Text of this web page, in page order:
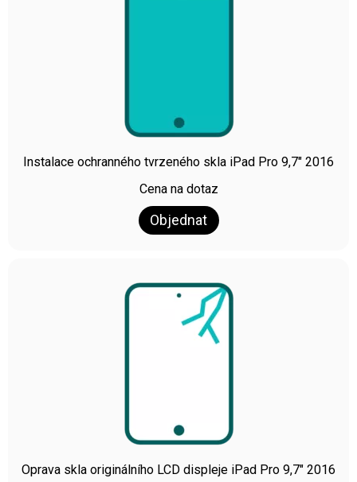
Instalace ochranného tvrzeného skla iPad Pro 9,7″ 2016
Cena na dotaz
Objednat
Oprava skla originálního LCD displeje iPad Pro 9,7″ 2016